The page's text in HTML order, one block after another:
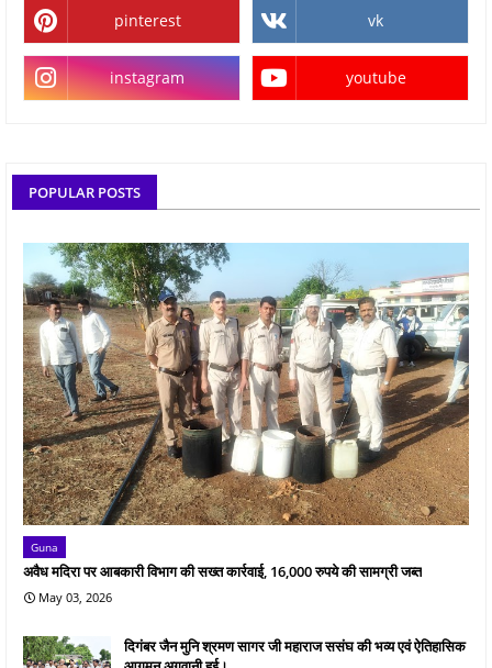
pinterest vk
instagram youtube
POPULAR POSTS
Guna
अवैध मदिरा पर आबकारी विभाग की सख्त कार्रवाई, 16,000 रुपये की सामग्री जब्त
May 03, 2026
दिगंबर जैन मुनि श्रमण सागर जी महाराज ससंघ की भव्य एवं ऐतिहासिक